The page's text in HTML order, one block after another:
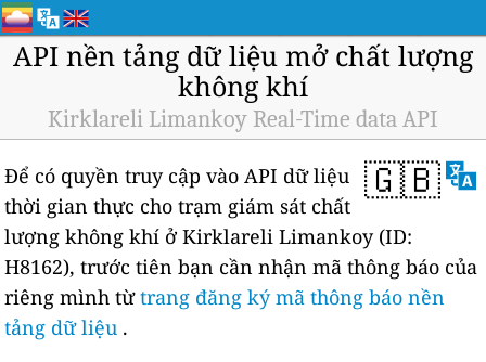
API nền tảng dữ liệu mở chất lượng
không khí
Kirklareli Limankoy Real-Time data API
🇬🇧
Để có quyền truy cập vào API dữ liệu
thời gian thực cho trạm giám sát chất
lượng không khí ở Kirklareli Limankoy (ID:
H8162), trước tiên bạn cần nhận mã thông báo của
riêng mình từtrang đăng ký mã thông báo nền
tảng dữ liệu .